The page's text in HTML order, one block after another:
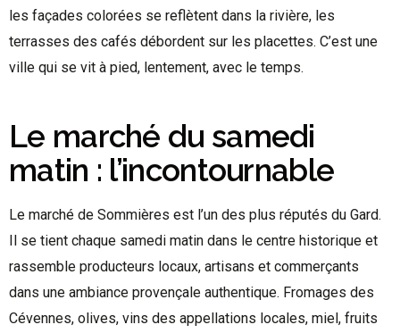
les façades colorées se reflètent dans la rivière, les
terrasses des cafés débordent sur les placettes. C’est une
ville qui se vit à pied, lentement, avec le temps.
Le marché du samedi
matin : l’incontournable
Le marché de Sommières est l’un des plus réputés du Gard.
Il se tient chaque samedi matin dans le centre historique et
rassemble producteurs locaux, artisans et commerçants
dans une ambiance provençale authentique. Fromages des
Cévennes, olives, vins des appellations locales, miel, fruits